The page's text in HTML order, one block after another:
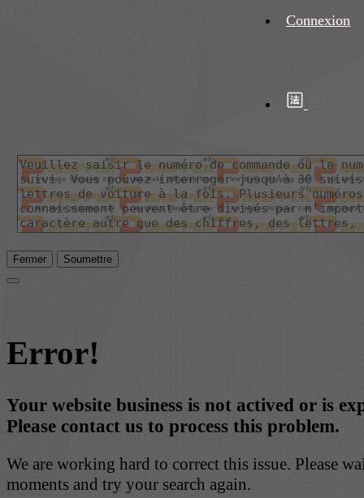
Connexion
Fermer Soumettre
Error!
Your website business is not actived or is
Please contact us to process this problem.
We are working hard to correct this issue. Please
moments and try your search again.